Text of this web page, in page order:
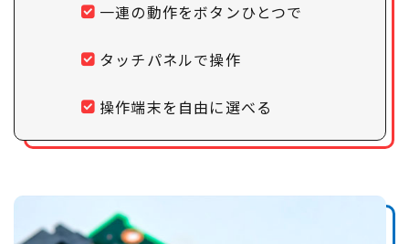
一連の動作をボタンひとつで
タッチパネルで操作
操作端末を自由に選べる